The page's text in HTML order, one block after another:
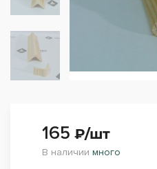
165 ₽/шт
В наличии много